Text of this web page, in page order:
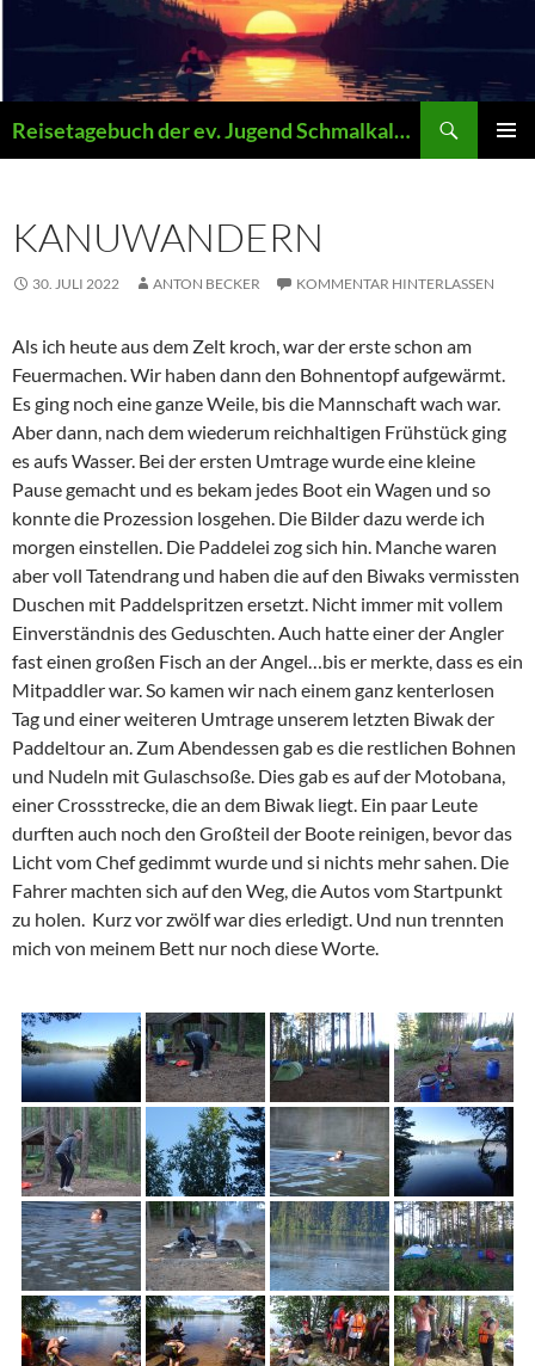
Reisetagebuch der ev. Jugend Schmalkalden
KANUWANDERN
30. JULI 2022 ANTON BECKER KOMMENTAR HINTERLASSEN
Als ich heute aus dem Zelt kroch, war der erste schon am
Feuermachen. Wir haben dann den Bohnentopf aufgewärmt.
Es ging noch eine ganze Weile, bis die Mannschaft wach war.
Aber dann, nach dem wiederum reichhaltigen Frühstück ging
es aufs Wasser. Bei der ersten Umtrage wurde eine kleine
Pause gemacht und es bekam jedes Boot ein Wagen und so
konnte die Prozession losgehen. Die Bilder dazu werde ich
morgen einstellen. Die Paddelei zog sich hin. Manche waren
aber voll Tatendrang und haben die auf den Biwaks vermissten
Duschen mit Paddelspritzen ersetzt. Nicht immer mit vollem
Einverständnis des Geduschten. Auch hatte einer der Angler
fast einen großen Fisch an der Angel…bis er merkte, dass es ein
Mitpaddler war. So kamen wir nach einem ganz kenterlosen
Tag und einer weiteren Umtrage unserem letzten Biwak der
Paddeltour an. Zum Abendessen gab es die restlichen Bohnen
und Nudeln mit Gulaschsoße. Dies gab es auf der Motobana,
einer Crossstrecke, die an dem Biwak liegt. Ein paar Leute
durften auch noch den Großteil der Boote reinigen, bevor das
Licht vom Chef gedimmt wurde und si nichts mehr sahen. Die
Fahrer machten sich auf den Weg, die Autos vom Startpunkt
zu holen. Kurz vor zwölf war dies erledigt. Und nun trennten
mich von meinem Bett nur noch diese Worte.